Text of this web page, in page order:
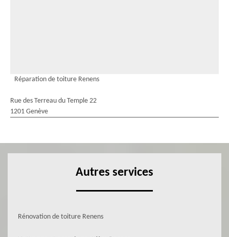
Réparation de toiture Renens
Rue des Terreau du Temple 22
1201 Genève
Autres services
Rénovation de toiture Renens